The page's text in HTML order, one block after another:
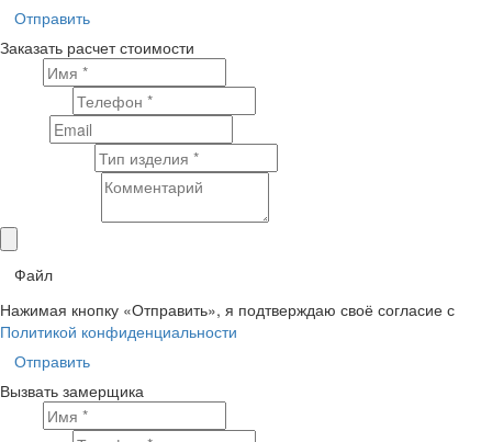
Отправить
Заказать расчет стоимости
Файл
Нажимая кнопку «Отправить», я подтверждаю своё согласие с
Политикой конфиденциальности
Отправить
Вызвать замерщика